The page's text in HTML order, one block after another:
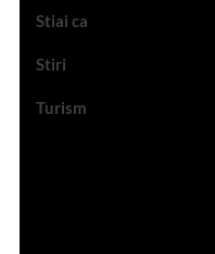
Stiai ca
Stiri
Turism